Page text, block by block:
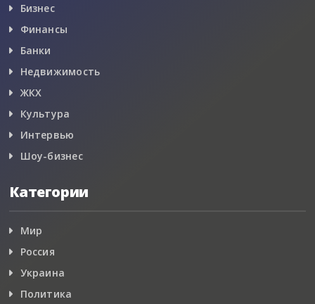
Бизнес
Финансы
Банки
Недвижимость
ЖКХ
Культура
Интервью
Шоу-бизнес
Категории
Мир
Россия
Украина
Политика